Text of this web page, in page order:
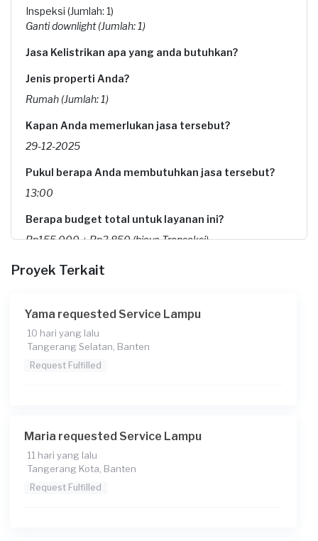
Inspeksi (Jumlah: 1)
Ganti downlight (Jumlah: 1)
Jasa Kelistrikan apa yang anda butuhkan?
Jenis properti Anda?
Rumah (Jumlah: 1)
Kapan Anda memerlukan jasa tersebut?
29-12-2025
Pukul berapa Anda membutuhkan jasa tersebut?
13:00
Berapa budget total untuk layanan ini?
Rp155.000 + Rp3.850 (biaya Transaksi)
Proyek Terkait
Yama requested Service Lampu
10 hari yang lalu
Tangerang Selatan, Banten
Request Fulfilled
Maria requested Service Lampu
11 hari yang lalu
Tangerang Kota, Banten
Request Fulfilled